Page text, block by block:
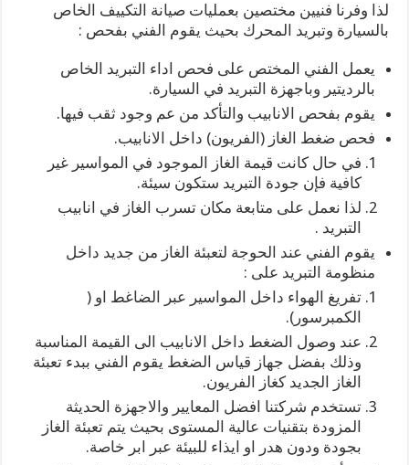
لذا وفرنا فنيين مختصين بعمليات صيانة التكييف الخاص
بالسيارة وتبريد المحرك بحيث يقوم الفني بفحص :
يعمل الفني المختص على فحص اداء التبريد الخاص
بالرديتير وباجهزة التبريد في السيارة.
يقوم بفحص الانابيب والتأكد من عم وجود ثقب فيها.
فحص ضغط الغاز (الفريون) داخل الانابيب.
في حال كانت قيمة الغاز الموجود في المواسير غير
كافية فإن جودة التبريد ستكون سيئة.
لذا نعمل على متابعة مكان تسرب الغاز في انابيب
التبريد .
يقوم الفني عند الحوجة لتعبئة الغاز من جديد داخل
منظومة التبريد على :
تفريغ الهواء داخل المواسير عبر الضاغط او (
الكمبرسور).
عند وصول الضغط داخل الانابيب الى القيمة المناسبة
وذلك بفضل جهاز قياس الضغط يقوم الفني ببدء تعبئة
الغاز الجديد كغاز الفريون.
تستخدم شركتنا افضل المعايير والاجهزة الحديثة
المزودة بتقنيات عالية المستوى بحيث يتم تعبئة الغاز
بجودة ودون هدر او ايذاء للبيئة عبر ابر خاصة.